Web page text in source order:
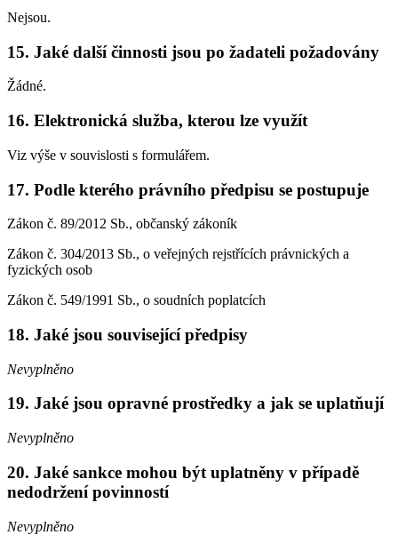
Nejsou.
15. Jaké další činnosti jsou po žadateli požadovány
Žádné.
16. Elektronická služba, kterou lze využít
Viz výše v souvislosti s formulářem.
17. Podle kterého právního předpisu se postupuje
Zákon č. 89/2012 Sb., občanský zákoník
Zákon č. 304/2013 Sb., o veřejných rejstřících právnických a
fyzických osob
Zákon č. 549/1991 Sb., o soudních poplatcích
18. Jaké jsou související předpisy
Nevyplněno
19. Jaké jsou opravné prostředky a jak se uplatňují
Nevyplněno
20. Jaké sankce mohou být uplatněny v případě
nedodržení povinností
Nevyplněno